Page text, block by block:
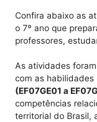
Confira abaixo as
o 7º ano que
professores,
As atividades
com as habilidades
(EF07GE01 a
competências
territorial do Brasil,